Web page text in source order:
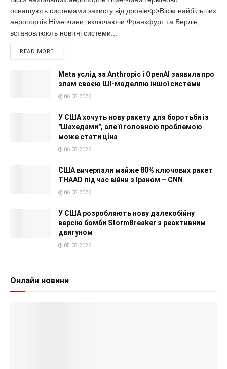
оснащують системами захисту від дронів<p>Вісім найбільших
аеропортів Німеччини, включаючи Франкфурт та Берлін,
встановлюють новітні системи...
READ MORE
Meta услід за Anthropic і OpenAI заявила про
злам своєю ШІ-моделлю іншої системи
06.08.2026
У США хочуть нову ракету для боротьби із
"Шахедами", але її головною проблемою
може стати ціна
06.08.2026
США вичерпали майже 80% ключових ракет
THAAD під час війни з Іраном – CNN
06.08.2026
У США розробляють нову далекобійну
версію бомби StormBreaker з реактивним
двигуном
05.08.2026
Онлайн новини